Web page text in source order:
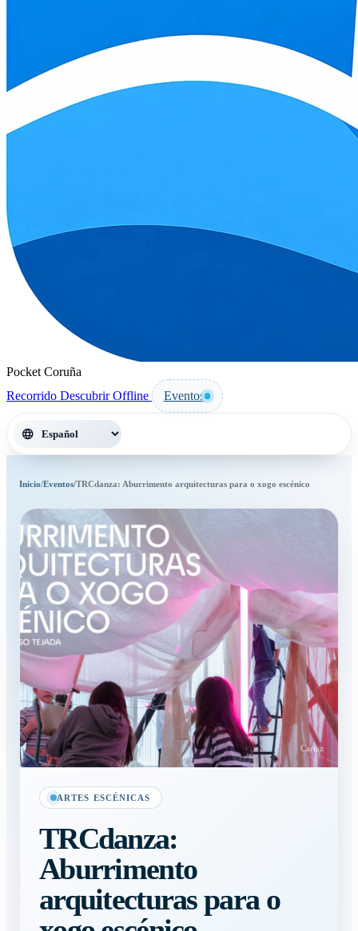
Pocket Coruña
Recorrido DescubrirOffline Eventos
language
Inicio/Eventos/TRCdanza: Aburrimento arquitecturas para o xogo escénico
ARTES ESCÉNICAS
TRCdanza:
Aburrimento
arquitecturas para o
Cartaz